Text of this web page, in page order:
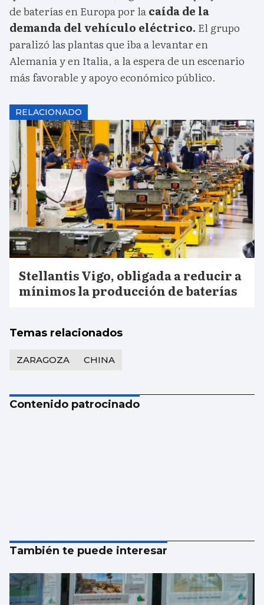
de baterías en Europa por lacaída de la
demanda del vehículo eléctrico. El grupo
paralizó las plantas que iba a levantar en
Alemania y en Italia, a la espera de un escenario
más favorable y apoyo económico público.
RELACIONADO
Stellantis Vigo, obligada a reducir a
mínimos la producción de baterías
Temas relacionados
ZARAGOZA CHINA
Contenido patrocinado
También te puede interesar